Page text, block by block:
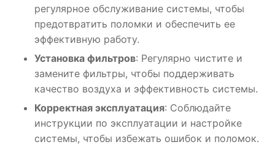
регулярное обслуживание системы, чтобы
предотвратить поломки и обеспечить ее
эффективную работу.
Установка фильтров: Регулярно чистите и
замените фильтры, чтобы поддерживать
качество воздуха и эффективность системы.
Корректная эксплуатация: Соблюдайте
инструкции по эксплуатации и настройке
системы, чтобы избежать ошибок и поломок.